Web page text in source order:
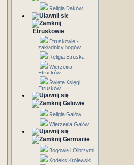
Religia Daków
Etruskowie
Etruskowie -
zakładnicy bogów
Religia Etruska
Wierzenia
Etrusków
Święte Księgi
Etrusków
Galowie
Religia Galów
Wierzenia Galów
Germanie
Bogowie i Olbrzymi
Kodeks Królewski